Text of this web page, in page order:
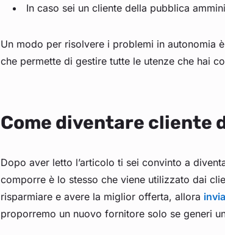
In caso sei un cliente della pubblica
Un modo per risolvere i problemi in autonomia
che permette di gestire tutte le utenze che hai
Come diventare cliente
Dopo aver letto l’articolo ti sei convinto a
comporre è lo stesso che viene utilizzato dai
risparmiare e avere la miglior offerta, allora
proporremo un nuovo fornitore solo se generi